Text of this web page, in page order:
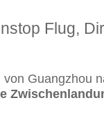
Flug,
von Guangzhou